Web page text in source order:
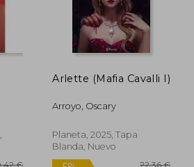
Arlette (Mafia Cavalli I)
Arroyo, Oscary
Planeta, 2025, Tapa
Blanda, Nuevo